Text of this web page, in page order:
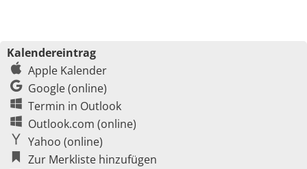
Kalendereintrag
Apple Kalender
Google (online)
Termin in Outlook
Outlook.com (online)
Yahoo (online)
Zur Merkliste hinzufügen